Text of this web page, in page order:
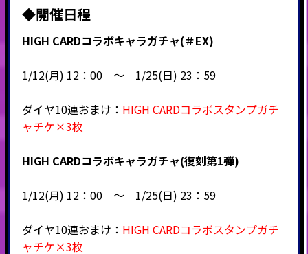
◆開催日程
HIGH CARDコラボキャラガチャ(＃EX)
1/12(月) 12：00 ～ 1/25(日) 23：59
ダイヤ10連おまけ： HIGH CARDコラボスタンプガチ
ャチケ×3枚
HIGH CARDコラボキャラガチャ(復刻第1弾)
1/12(月) 12：00 ～ 1/25(日) 23：59
ダイヤ10連おまけ： HIGH CARDコラボスタンプガチ
ャチケ×3枚